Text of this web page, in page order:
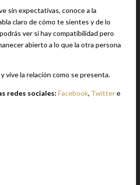
sin expectativas, conoce a la
claro de cómo te sientes y de lo
ver si hay compatibilidad pero
abierto a lo que la otra persona
vive la relación como se presenta.
redes sociales: Facebook, Twittere